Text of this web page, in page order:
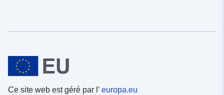
Ce site web est géré par l’ europa.eu